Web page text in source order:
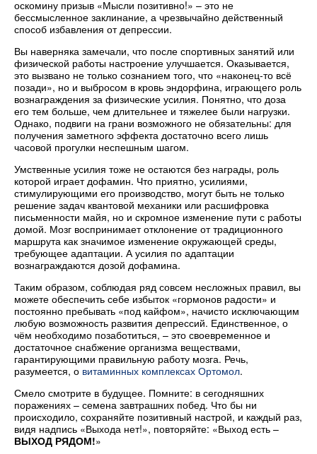
оскомину призыв «Мысли позитивно!» – это не
бессмысленное заклинание, а чрезвычайно действенный
способ избавления от депрессии.
Вы наверняка замечали, что после спортивных занятий или
физической работы настроение улучшается. Оказывается,
это вызвано не только сознанием того, что «наконец-то всё
позади», но и выбросом в кровь эндорфина, играющего роль
вознаграждения за физические усилия. Понятно, что доза
его тем больше, чем длительнее и тяжелее были нагрузки.
Однако, подвиги на грани возможного не обязательны: для
получения заметного эффекта достаточно всего лишь
часовой прогулки неспешным шагом.
Умственные усилия тоже не остаются без награды, роль
которой играет дофамин. Что приятно, усилиями,
стимулирующими его производство, могут быть не только
решение задач квантовой механики или расшифровка
письменности майя, но и скромное изменение пути с работы
домой. Мозг воспринимает отклонение от традиционного
маршрута как значимое изменение окружающей среды,
требующее адаптации. А усилия по адаптации
вознаграждаются дозой дофамина.
Таким образом, соблюдая ряд совсем несложных правил, вы
можете обеспечить себе избыток «гормонов радости» и
постоянно пребывать «под кайфом», начисто исключающим
любую возможность развития депрессий. Единственное, о
чём необходимо позаботиться, – это своевременное и
достаточное снабжение организма веществами,
гарантирующими правильную работу мозга. Речь,
разумеется, о витаминных комплексах Ортомол.
Смело смотрите в будущее. Помните: в сегодняшних
поражениях – семена завтрашних побед. Что бы ни
происходило, сохраняйте позитивный настрой, и каждый раз,
видя надпись «Выхода нет!», повторяйте: «Выход есть –
ВЫХОД РЯДОМ!»